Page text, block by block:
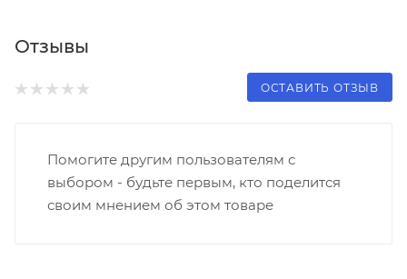
Отзывы
ОСТАВИТЬ ОТЗЫВ
Помогите другим пользователям с
выбором - будьте первым, кто поделится
своим мнением об этом товаре